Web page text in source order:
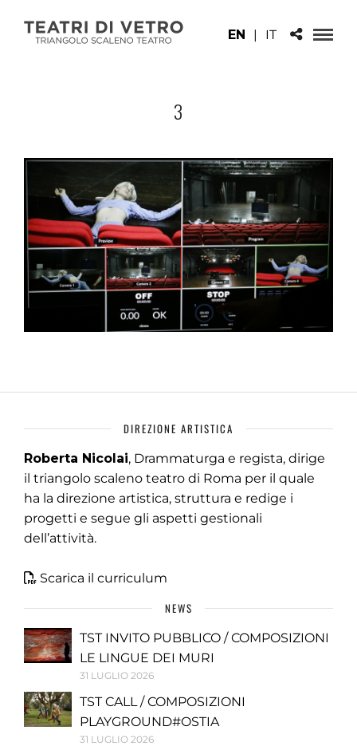
EN | IT
3
DIREZIONE ARTISTICA
Roberta Nicolai, Drammaturga e regista, dirige
il triangolo scaleno teatro di Roma per il quale
ha la direzione artistica, struttura e redige i
progetti e segue gli aspetti gestionali
dell’attività.
Scarica il curriculum
NEWS
TST INVITO PUBBLICO / COMPOSIZIONI
LE LINGUE DEI MURI
31 LUGLIO 2026
TST CALL / COMPOSIZIONI
PLAYGROUND#OSTIA
31 LUGLIO 2026